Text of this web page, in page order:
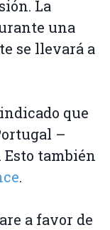
La
una
se llevará a
que
–
también
.
a favor de